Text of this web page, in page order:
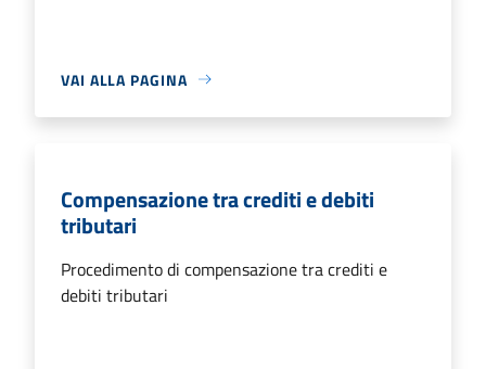
VAI ALLA PAGINA
Compensazione tra crediti e debiti
tributari
Procedimento di compensazione tra crediti e
debiti tributari